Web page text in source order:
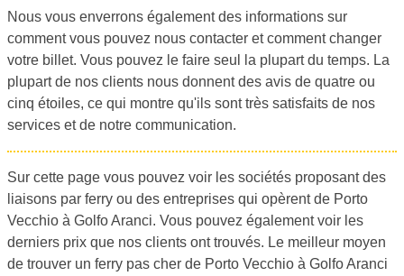
Nous vous enverrons également des informations sur
comment vous pouvez nous contacter et comment changer
votre billet. Vous pouvez le faire seul la plupart du temps. La
plupart de nos clients nous donnent des avis de quatre ou
cinq étoiles, ce qui montre qu'ils sont très satisfaits de nos
services et de notre communication.
Sur cette page vous pouvez voir les sociétés proposant des
liaisons par ferry ou des entreprises qui opèrent de Porto
Vecchio à Golfo Aranci. Vous pouvez également voir les
derniers prix que nos clients ont trouvés. Le meilleur moyen
de trouver un ferry pas cher de Porto Vecchio à Golfo Aranci